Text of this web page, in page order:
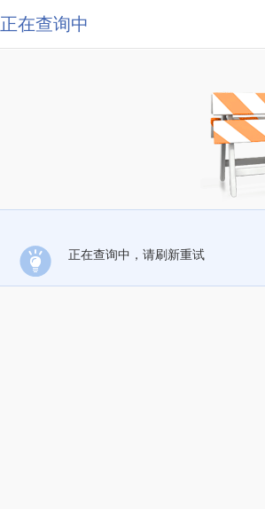
正在查询中
正在查询中，请刷新重试